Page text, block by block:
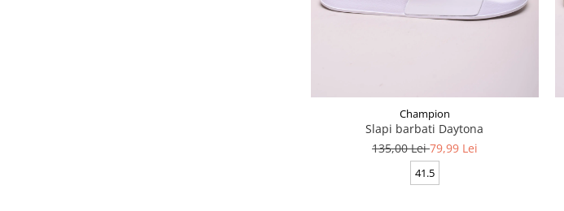
Champion
Slapi barbati Daytona
135,00 Lei79,99 Lei
41.5